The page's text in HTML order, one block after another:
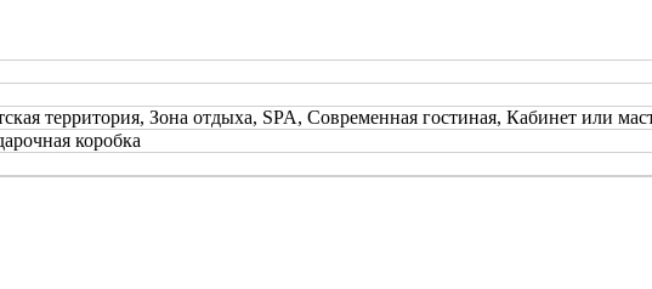
территория, Зона отдыха, SPA, Современная гостиная, Кабинет или
коробка